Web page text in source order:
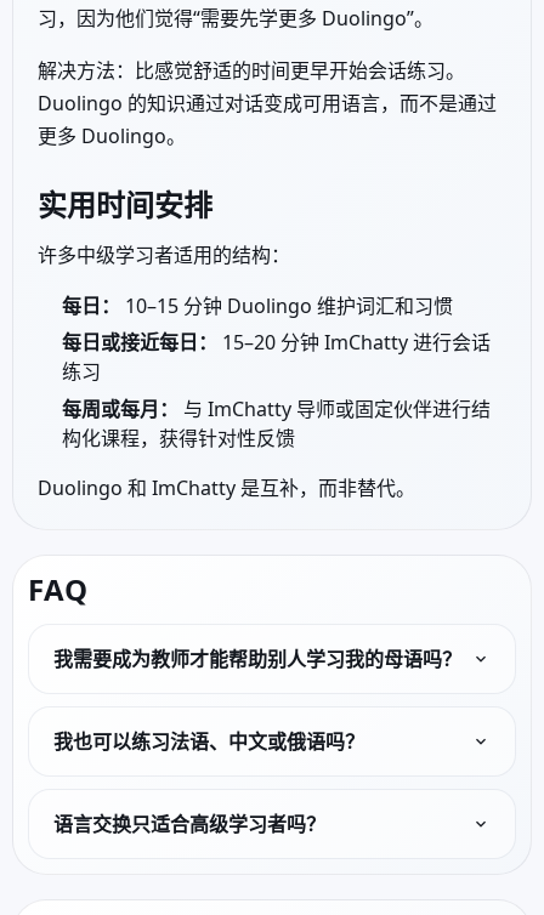
习，因为他们觉得“需要先学更多 Duolingo”。
解决方法：比感觉舒适的时间更早开始会话练习。
Duolingo 的知识通过对话变成可用语言，而不是通过
更多 Duolingo。
实用时间安排
许多中级学习者适用的结构：
每日：
10–15 分钟 Duolingo 维护词汇和习惯
每日或接近每日：
15–20 分钟 ImChatty 进行会话
练习
每周或每月：
与 ImChatty 导师或固定伙伴进行结
构化课程，获得针对性反馈
Duolingo 和 ImChatty 是互补，而非替代。
FAQ
我需要成为教师才能帮助别人学习我的母语吗？
我也可以练习法语、中文或俄语吗？
语言交换只适合高级学习者吗？